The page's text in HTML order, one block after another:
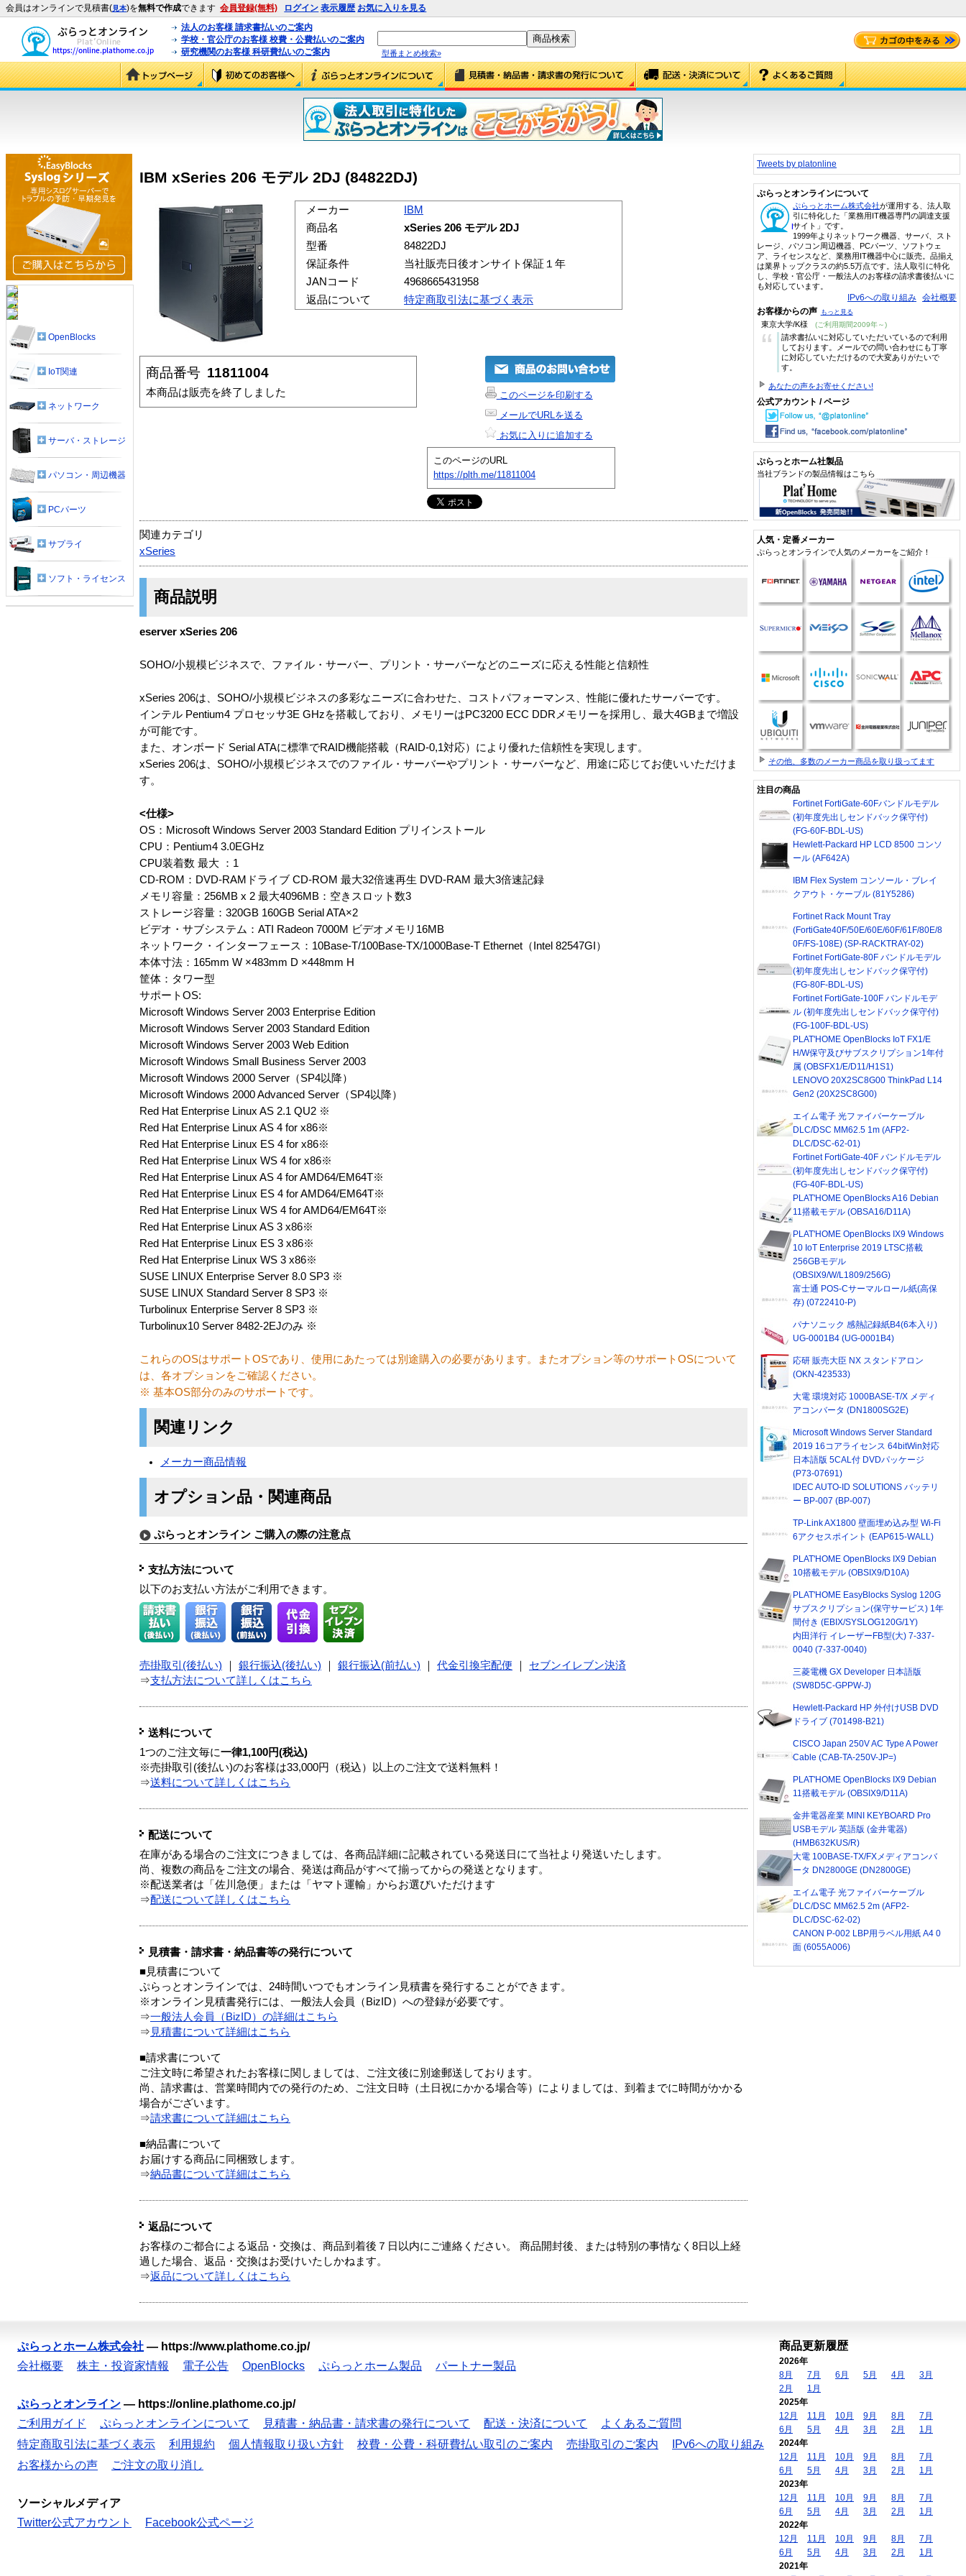
会員はオンラインで見積書(見本)を無料で作成できます 会員登録(無料) ログイン 表示履歴 お気に入りを見る
法人のお客様 請求書払いのご案内
学校・官公庁のお客様 校費・公費払いのご案内
研究機関のお客様 科研費払いのご案内
型番まとめ検索»
IBM xSeries 206 モデル 2DJ (84822DJ)
メーカー
IBM
商品名
xSeries 206 モデル 2DJ
型番
84822DJ
保証条件
当社販売日後オンサイト保証１年
JANコード
4968665431958
返品について
特定商取引法に基づく表示
商品番号 11811004
本商品は販売を終了しました
このページを印刷する
メールでURLを送る
お気に入りに追加する
このページのURL
https://plth.me/11811004
関連カテゴリ
xSeries
商品説明
eserver xSeries 206
SOHO/小規模ビジネスで、ファイル・サーバー、プリント・サーバーなどのニーズに応える性能と信頼性
xSeries 206は、SOHO/小規模ビジネスの多彩なニーズに合わせた、コストパフォーマンス、性能に優れたサーバーです。
インテル Pentium4 プロセッサ3E GHzを搭載しており、メモリーはPC3200 ECC DDRメモリーを採用し、最大4GBまで増設
が可能です。
また、オンボード Serial ATAに標準でRAID機能搭載（RAID-0,1対応）により優れた信頼性を実現します。
xSeries 206は、SOHO/小規模ビジネスでのファイル・サーバーやプリント・サーバーなど、用途に応じてお使いいただけま
す。
<仕様>
OS：Microsoft Windows Server 2003 Standard Edition プリインストール
CPU：Pentium4 3.0EGHz
CPU装着数 最大 ：1
CD-ROM：DVD-RAMドライブ CD-ROM 最大32倍速再生 DVD-RAM 最大3倍速記録
メモリ容量：256MB x 2 最大4096MB：空きスロット数3
ストレージ容量：320GB 160GB Serial ATA×2
ビデオ・サブシステム：ATI Radeon 7000M ビデオメモリ16MB
ネットワーク・インターフェース：10Base-T/100Base-TX/1000Base-T Ethernet（Intel 82547GI）
本体寸法：165mm W ×483mm D ×448mm H
筐体：タワー型
サポートOS:
Microsoft Windows Server 2003 Enterprise Edition
Microsoft Windows Server 2003 Standard Edition
Microsoft Windows Server 2003 Web Edition
Microsoft Windows Small Business Server 2003
Microsoft Windows 2000 Server（SP4以降）
Microsoft Windows 2000 Advanced Server（SP4以降）
Red Hat Enterprise Linux AS 2.1 QU2 ※
Red Hat Enterprise Linux AS 4 for x86※
Red Hat Enterprise Linux ES 4 for x86※
Red Hat Enterprise Linux WS 4 for x86※
Red Hat Enterprise Linux AS 4 for AMD64/EM64T※
Red Hat Enterprise Linux ES 4 for AMD64/EM64T※
Red Hat Enterprise Linux WS 4 for AMD64/EM64T※
Red Hat Enterprise Linux AS 3 x86※
Red Hat Enterprise Linux ES 3 x86※
Red Hat Enterprise Linux WS 3 x86※
SUSE LINUX Enterprise Server 8.0 SP3 ※
SUSE LINUX Standard Server 8 SP3 ※
Turbolinux Enterprise Server 8 SP3 ※
Turbolinux10 Server 8482-2EJのみ ※
これらのOSはサポートOSであり、使用にあたっては別途購入の必要があります。またオプション等のサポートOSについて
は、各オプションをご確認ください。
※ 基本OS部分のみのサポートです。
関連リンク
メーカー商品情報
オプション品・関連商品
ぷらっとオンライン ご購入の際の注意点
支払方法について
以下のお支払い方法がご利用できます。
売掛取引(後払い) 銀行振込(後払い) 銀行振込(前払い) 代金引換宅配便
セブンイレブン決済
⇒支払方法について詳しくはこちら
送料について
1つのご注文毎に一律1,100円(税込)
※売掛取引(後払い)のお客様は33,000円（税込）以上のご注文で送料無料！
⇒送料について詳しくはこちら
配送について
在庫がある場合のご注文につきましては、各商品詳細に記載されている発送日にて当社より発送いたします。
尚、複数の商品をご注文の場合、発送は商品がすべて揃ってからの発送となります。
※配送業者は「佐川急便」または「ヤマト運輸」からお選びいただけます
⇒配送について詳しくはこちら
見積書・請求書・納品書等の発行について
■見積書について
ぷらっとオンラインでは、24時間いつでもオンライン見積書を発行することができます。
※オンライン見積書発行には、一般法人会員（BizID）への登録が必要です。
⇒一般法人会員（BizID）の詳細はこちら
⇒ 見積書について詳細はこちら
■請求書について
ご注文時に希望されたお客様に関しましては、ご注文後に別途郵送しております。
尚、請求書は、営業時間内での発行のため、ご注文日時（土日祝にかかる場合等）によりましては、到着までに時間がかかる
場合がございます。
⇒請求書について詳細はこちら
■納品書について
お届けする商品に同梱致します。
⇒納品書について詳細はこちら
返品について
お客様のご都合による返品・交換は、商品到着後７日以内にご連絡ください。 商品開封後、または特別の事情なく8日以上経
過した場合、返品・交換はお受けいたしかねます。
⇒返品について詳しくはこちら
OpenBlocks
IoT関連
ネットワーク
サーバ・ストレージ
パソコン・周辺機器
PCパーツ
サプライ
ソフト・ライセンス
Tweets by platonline
ぷらっとオンラインについて
ぷらっとホーム株式会社が運用する、法人取
引に特化した「業務用IT機器専門の調達支援
サイト」です。
1999年よりネットワーク機器、サーバ、スト
レージ、パソコン周辺機器、PCパーツ、ソフトウェ
ア、ライセンスなど、業務用IT機器中心に販売。品揃え
は業界トップクラスの約5.5万点です。法人取引に特化
し、学校・官公庁・一般法人のお客様の請求書後払いに
も対応しています。
IPv6への取り組み 会社概要
お客様からの声 もっと見る
東京大学/K様 (ご利用期間2009年～)
“
請求書払いに対応していただいているので利用
しております。メールでの問い合わせにも丁寧
に対応していただけるので大変ありがたいで
す。
あなたの声をお寄せください!
公式アカウント / ページ
ぷらっとホーム社製品
当社ブランドの製品情報はこちら
人気・定番メーカー
ぷらっとオンラインで人気のメーカーをご紹介！
その他、多数のメーカー商品を取り扱ってます
注目の商品
Fortinet FortiGate-60Fバンドルモデル
(初年度先出しセンドバック保守付)
(FG-60F-BDL-US)
Hewlett-Packard HP LCD 8500 コンソ
ール (AF642A)
IBM Flex System コンソール・ブレイ
クアウト・ケーブル (81Y5286)
Fortinet Rack Mount Tray
(FortiGate40F/50E/60E/60F/61F/80E/8
0F/FS-108E) (SP-RACKTRAY-02)
Fortinet FortiGate-80F バンドルモデル
(初年度先出しセンドバック保守付)
(FG-80F-BDL-US)
Fortinet FortiGate-100F バンドルモデ
ル (初年度先出しセンドバック保守付)
(FG-100F-BDL-US)
PLAT'HOME OpenBlocks IoT FX1/E
H/W保守及びサブスクリプション1年付
属 (OBSFX1/E/D11/H1S1)
LENOVO 20X2SC8G00 ThinkPad L14
Gen2 (20X2SC8G00)
エイム電子 光ファイバーケーブル
DLC/DSC MM62.5 1m (AFP2-
DLC/DSC-62-01)
Fortinet FortiGate-40F バンドルモデル
(初年度先出しセンドバック保守付)
(FG-40F-BDL-US)
PLAT'HOME OpenBlocks A16 Debian
11搭載モデル (OBSA16/D11A)
PLAT'HOME OpenBlocks IX9 Windows
10 IoT Enterprise 2019 LTSC搭載
256GBモデル
(OBSIX9/W/L1809/256G)
富士通 POS-Cサーマルロール紙(高保
存) (0722410-P)
パナソニック 感熱記録紙B4(6本入り)
UG-0001B4 (UG-0001B4)
応研 販売大臣 NX スタンドアロン
(OKN-423533)
大電 環境対応 1000BASE-T/X メディ
アコンバータ (DN1800SG2E)
Microsoft Windows Server Standard
2019 16コアライセンス 64bitWin対応
日本語版 5CAL付 DVDパッケージ
(P73-07691)
IDEC AUTO-ID SOLUTIONS バッテリ
ー BP-007 (BP-007)
TP-Link AX1800 壁面埋め込み型 Wi-Fi
6アクセスポイント (EAP615-WALL)
PLAT'HOME OpenBlocks IX9 Debian
10搭載モデル (OBSIX9/D10A)
PLAT'HOME EasyBlocks Syslog 120G
サブスクリプション(保守サービス) 1年
間付き (EBIX/SYSLOG120G/1Y)
内田洋行 イレーザーFB型(大) 7-337-
0040 (7-337-0040)
三菱電機 GX Developer 日本語版
(SW8D5C-GPPW-J)
Hewlett-Packard HP 外付けUSB DVD
ドライブ (701498-B21)
CISCO Japan 250V AC Type A Power
Cable (CAB-TA-250V-JP=)
PLAT'HOME OpenBlocks IX9 Debian
11搭載モデル (OBSIX9/D11A)
金井電器産業 MINI KEYBOARD Pro
USBモデル 英語版 (金井電器)
(HMB632KUS/R)
大電 100BASE-TX/FXメディアコンバ
ータ DN2800GE (DN2800GE)
エイム電子 光ファイバーケーブル
DLC/DSC MM62.5 2m (AFP2-
DLC/DSC-62-02)
CANON P-002 LBP用ラベル用紙 A4 0
面 (6055A006)
ぷらっとホーム株式会社 — https://www.plathome.co.jp/
会社概要
株主・投資家情報 電子公告 OpenBlocks ぷらっとホーム製品 パートナー製品
ぷらっとオンライン — https://online.plathome.co.jp/
ご利用ガイド
ぷらっとオンラインについて 見積書・納品書・請求書の発行について 配送・決済について
よくあるご質問
特定商取引法に基づく表示
利用規約 個人情報取り扱い方針 校費・公費・科研費払い取引のご案内 売掛取引のご案内
IPv6への取り組み
お客様からの声
ご注文の取り消し
ソーシャルメディア
Twitter公式アカウント
Facebook公式ページ
商品更新履歴
2026年
8月
7月 6月 5月 4月
3月
2月
1月
2025年
12月
11月 10月 9月 8月
7月
6月
5月 4月 3月 2月
1月
2024年
12月
11月 10月 9月 8月
7月
6月
5月 4月 3月 2月
1月
2023年
12月
11月 10月 9月 8月
7月
6月
5月 4月 3月 2月
1月
2022年
12月
11月 10月 9月 8月
7月
6月
5月 4月 3月 2月
1月
2021年